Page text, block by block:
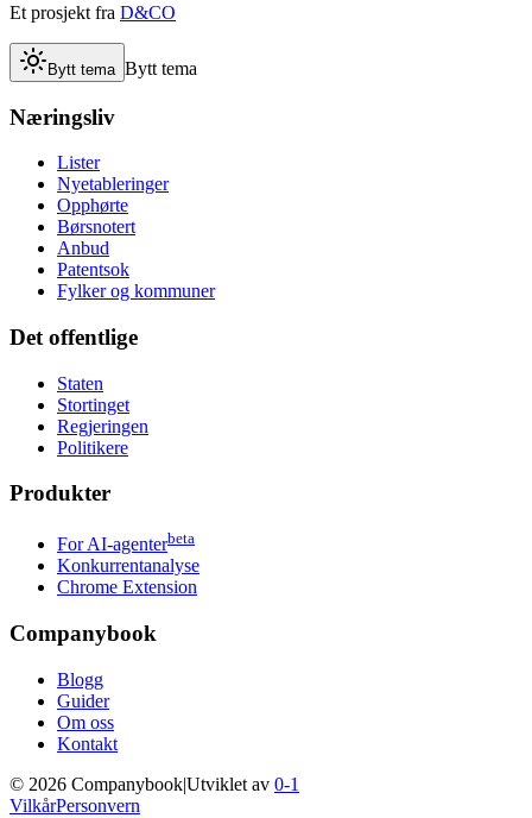
Et prosjekt fra D&CO
Bytt tema Bytt tema
Næringsliv
Lister
Nyetableringer
Opphørte
Børsnotert
Anbud
Patentsok
Fylker og kommuner
Det offentlige
Staten
Stortinget
Regjeringen
Politikere
Produkter
For AI-agenterbeta
Konkurrentanalyse
Chrome Extension
Companybook
Blogg
Guider
Om oss
Kontakt
© 2026 Companybook|Utviklet av 0-1
VilkårPersonvern